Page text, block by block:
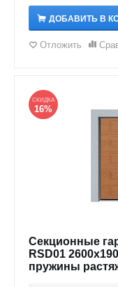
ДОБАВИТЬ В
Отложить
СКИДКА
16%
Секционные
RSD01
пружины